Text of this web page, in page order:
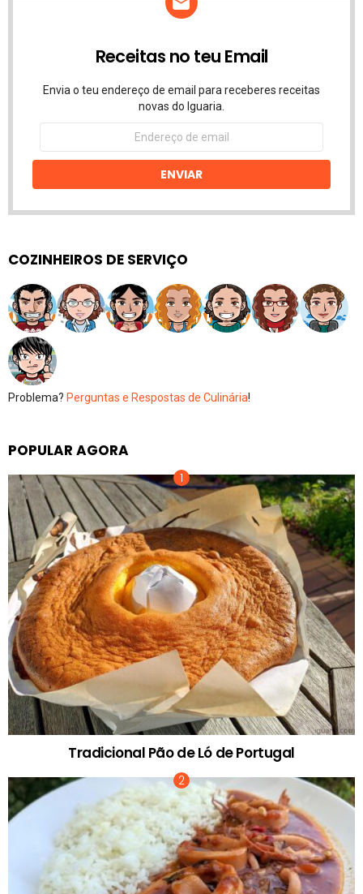
Receitas no teu Email
Envia o teu endereço de email para receberes receitas
novas do Iguaria.
Endereço
email
ENVIAR
COZINHEIROS DE SERVIÇO
Problema? Perguntas e Respostas de Culinária!
POPULAR AGORA
Tradicional Pão de Ló de Portugal